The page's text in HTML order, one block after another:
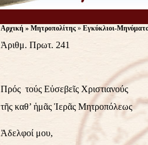
Αρχική » Μητροπολίτης » Εγκύκλιοι-
Ἀριθμ. Πρωτ. 241
Πρός τούς Εὐσεβεῖς Χριστιανούς
τῆς καθ’ ἡμᾶς Ἱερᾶς Μητροπόλεως
Ἀδελφοί μου,